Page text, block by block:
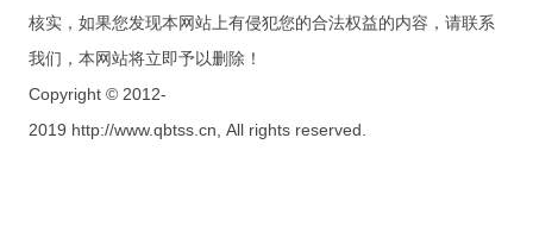
核实，如果您发现本网站上有侵犯您的合法权益的内容，请联系
我们，本网站将立即予以删除！
Copyright © 2012-
2019 http://www.qbtss.cn, All rights reserved.